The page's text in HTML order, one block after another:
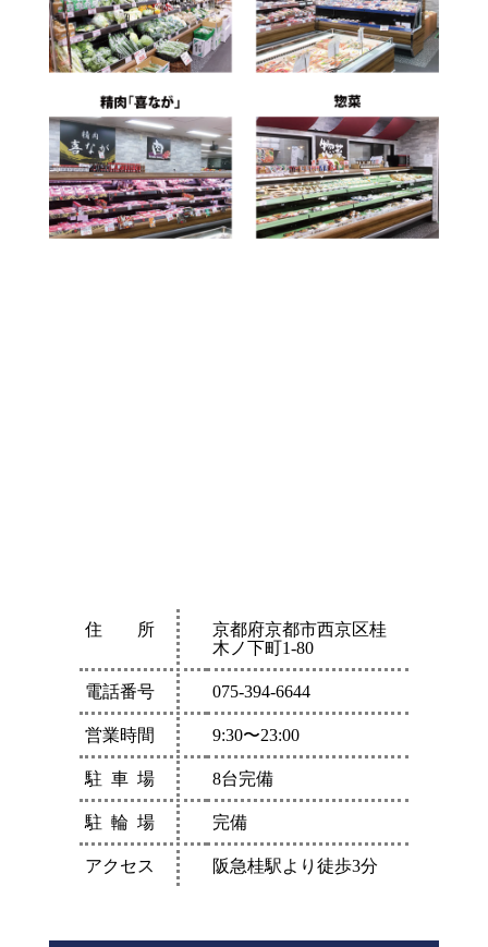
住 所
京都府京都市西京区桂
木ノ下町1-80
電話番号 075-394-6644
営業時間 9:30〜23:00
駐 車 場 8台完備
駐 輪 場 完備
アクセス 阪急桂駅より徒歩3分